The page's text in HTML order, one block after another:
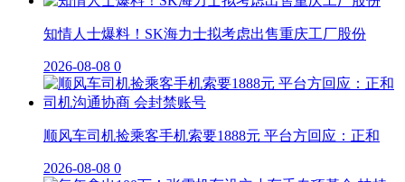
知情人士爆料！SK海力士拟考虑出售重庆工厂股份
2026-08-08 0
顺风车司机捡乘客手机索要1888元 平台方回应：正和
2026-08-08 0